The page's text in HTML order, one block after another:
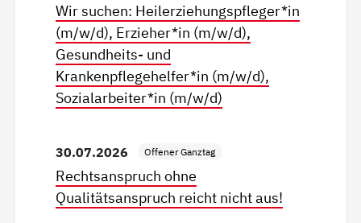
Wir suchen: Heilerziehungspfleger*in
(m/w/d), Erzieher*in (m/w/d),
Gesundheits- und
Krankenpflegehelfer*in (m/w/d),
Sozialarbeiter*in (m/w/d)
30.07.2026 Offener Ganztag
Rechtsanspruch ohne
Qualitätsanspruch reicht nicht aus!